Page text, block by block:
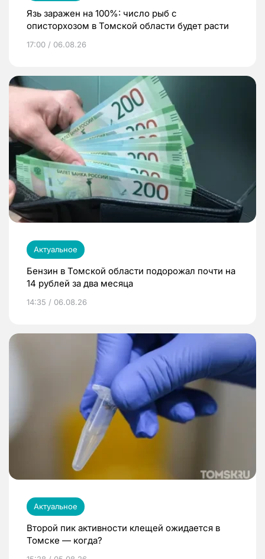
Язь заражен на 100%: число рыб с
описторхозом в Томской области будет расти
17:00 / 06.08.26
Актуальное
Бензин в Томской области подорожал почти на
14 рублей за два месяца
14:35 / 06.08.26
Актуальное
Второй пик активности клещей ожидается в
Томске — когда?